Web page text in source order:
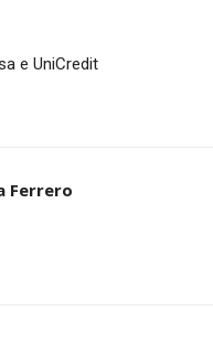
e UniCredit
Ferrero